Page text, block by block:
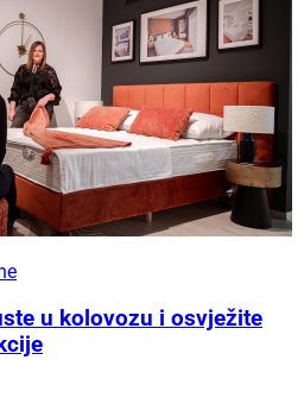
u kolovozu i osvježite